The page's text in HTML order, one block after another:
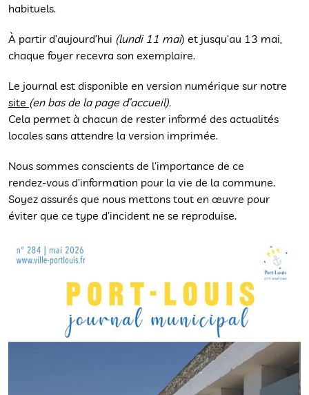
habituels.
À partir d’aujourd’hui (lundi 11 mai) et jusqu’au 13 mai,
chaque foyer recevra son exemplaire.
Le journal est disponible en version numérique sur notre
site (en bas de la page d’accueil).
Cela permet à chacun de rester informé des actualités
locales sans attendre la version imprimée.
Nous sommes conscients de l’importance de ce
rendez‑vous d’information pour la vie de la commune.
Soyez assurés que nous mettons tout en œuvre pour
éviter que ce type d’incident ne se reproduise.